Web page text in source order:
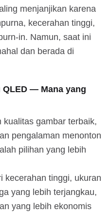
menjanjikan karena
kecerahan tinggi,
in. Namun, saat ini
dan berada di
QLED — Mana yang
kualitas gambar terbaik,
pengalaman menonton
pilihan yang lebih
kecerahan tinggi, ukuran
yang lebih terjangkau,
yang lebih ekonomis